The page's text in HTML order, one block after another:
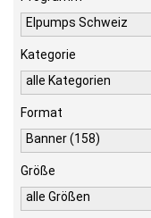
Elpumps Schweiz
Kategorie
alle Kategorien
Format
Banner (158)
Größe
alle Größen